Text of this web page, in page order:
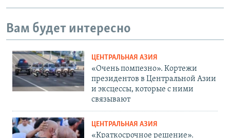
Вам будет интересно
ЦЕНТРАЛЬНАЯ АЗИЯ
«Очень помпезно». Кортежи
президентов в Центральной Азии
и эксцессы, которые с ними
связывают
ЦЕНТРАЛЬНАЯ АЗИЯ
«Краткосрочное решение».